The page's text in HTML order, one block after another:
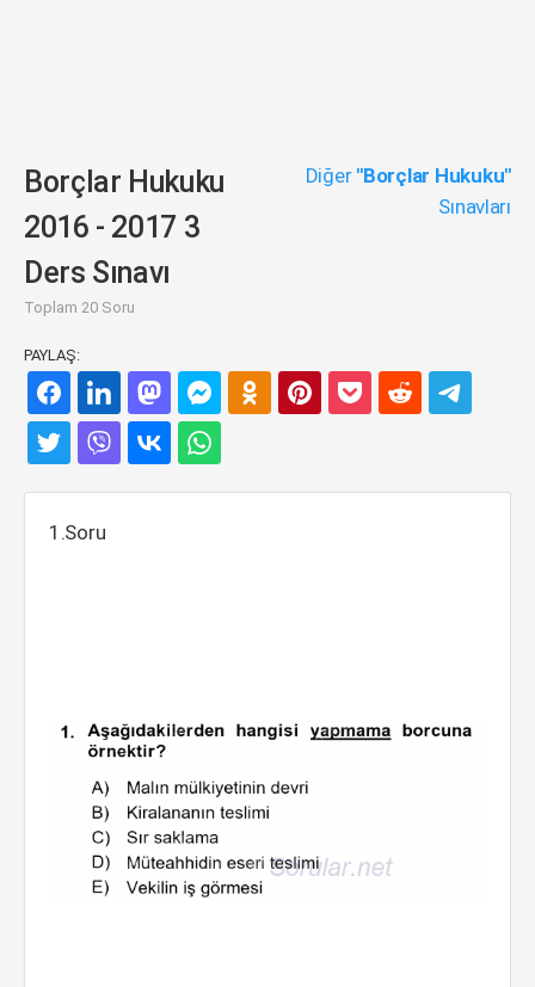
Borçlar Hukuku
2016 - 2017 3
Ders Sınavı
Toplam 20 Soru
Diğer "Borçlar Hukuku"
Sınavları
PAYLAŞ:
1.Soru